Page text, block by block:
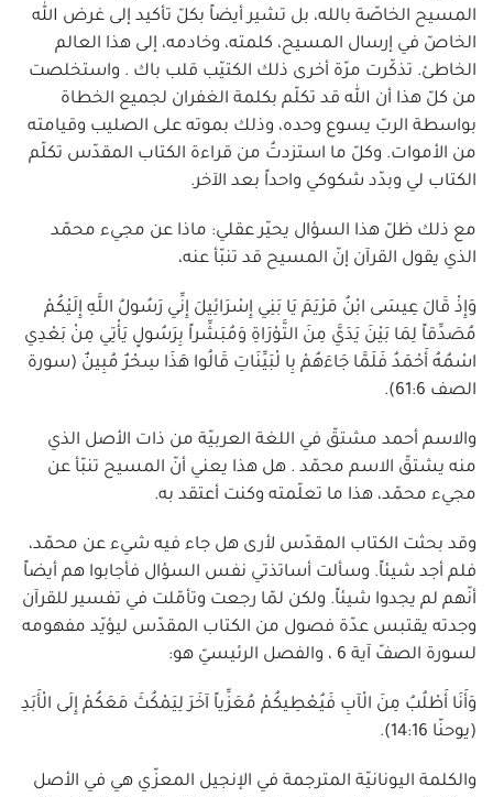
المسيح الخاصّة بالله، بل تشير أيضاً بكلّ تأكيد إلى غرض الله
الخاصّ في إرسال المسيح، كلمته، وخادمه، إلى هذا العالم
الخاطئ. تذكّرت مرّة أخرى ذلك الكتيّب قلب باك . واستخلصت
من كلّ هذا أن الله قد تكلّم بكلمة الغفران لجميع الخطاة
بواسطة الربّ يسوع وحده، وذلك بموته على الصليب وقيامته
من الأموات. وكلّ ما استزدتُ من قراءة الكتاب المقدّس تكلّم
الكتاب لي وبدّد شكوكي واحداً بعد الآخر.
مع ذلك ظلّ هذا السؤال يحيّر عقلي: ماذا عن مجيء محمّد
الذي يقول القرآن إنّ المسيح قد تنبّأ عنه،
وَإِذْ قَالَ عِيسَى ابْنُ مَرْيَمَ يَا بَنِي إِسْرَائِيلَ إِنِّي رَسُولُ اللَّهِ إِلَيْكُمْ
مُصَدِّقاً لِمَا بَيْنَ يَدَيَّ مِنَ التَّوْرَاةِ وَمُبَشِّراً بِرَسُولٍ يَأْتِي مِنْ بَعْدِي
اسْمُهُ أَحْمَدُ فَلَمَّا جَاءَهُمْ بِا لْبَيِّنَاتِ قَالُوا هَذَا سِحْرٌ مُبِينٌ (سورة
الصف 61:6).
والاسم أحمد مشتقّ في اللغة العربيّة من ذات الأصل الذي
منه يشتقّ الاسم محمّد . هل هذا يعني أنّ المسيح تنبّأ عن
مجيء محمّد، هذا ما تعلّمته وكنت أعتقد به.
وقد بحثت الكتاب المقدّس لأرى هل جاء فيه شيء عن محمّد،
فلم أجد شيئاً. وسألت أساتذتي نفس السؤال فأجابوا هم أيضاً
أنّهم لم يجدوا شيئاً. ولكن لمّا رجعت وتأمّلت في تفسير للقرآن
وجدته يقتبس عدّة فصول من الكتاب المقدّس ليؤيّد مفهومه
لسورة الصفّ آية 6 ، والفصل الرئيسيّ هو:
وَأَنَا أَطْلُبُ مِنَ الْآبِ فَيُعْطِيكُمْ مُعَزِّياً آخَرَ لِيَمْكُثَ مَعَكُمْ إِلَى الْأَبَدِ
(يوحنّا 14:16).
والكلمة اليونانيّة المترجمة في الإنجيل المعزّي هي في الأصل